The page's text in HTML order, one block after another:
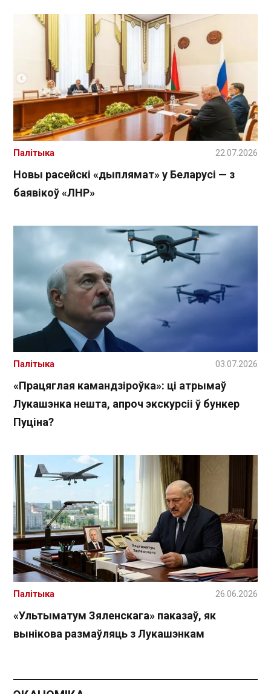
Новы расейскі «дыплямат» у Беларусі — з
баявікоў «ЛНР»
Палітыка 22.07.2026
«Працяглая камандзіроўка»: ці атрымаў
Лукашэнка нешта, апроч экскурсіі ў бункер
Пуціна?
Палітыка 03.07.2026
«Ультыматум Зяленскага» паказаў, як
вынікова размаўляць з Лукашэнкам
Палітыка 26.06.2026